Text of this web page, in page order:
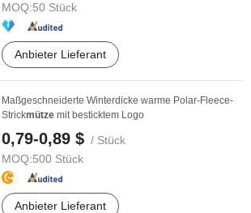
MOQ:50 Stück
Anbieter Lieferant
Maßgeschneiderte Winterdicke warme Polar-Fleece-
Strickmütze mit besticktem Logo
0,79-0,89 $ / Stück
MOQ:500 Stück
Anbieter Lieferant